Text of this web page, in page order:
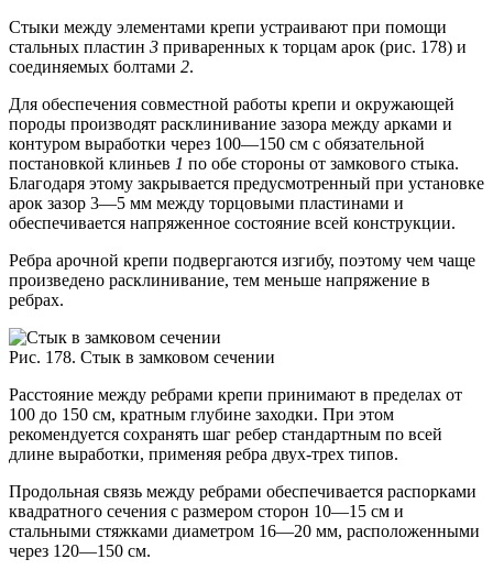
Стыки между элементами крепи устраивают при помощи
стальных пластин 3 приваренных к торцам арок (рис. 178) и
соединяемых болтами 2.
Для обеспечения совместной работы крепи и окружающей
породы производят расклинивание зазора между арками и
контуром выработки через 100—150 см с обязательной
постановкой клиньев 1 по обе стороны от замкового стыка.
Благодаря этому закрывается предусмотренный при установке
арок зазор 3—5 мм между торцовыми пластинами и
обеспечивается напряженное состояние всей конструкции.
Ребра арочной крепи подвергаются изгибу, поэтому чем чаще
произведено расклинивание, тем меньше напряжение в
ребрах.
Рис. 178. Стык в замковом сечении
Расстояние между ребрами крепи принимают в пределах от
100 до 150 см, кратным глубине заходки. При этом
рекомендуется сохранять шаг ребер стандартным по всей
длине выработки, применяя ребра двух-трех типов.
Продольная связь между ребрами обеспечивается распорками
квадратного сечения с размером сторон 10—15 см и
стальными стяжками диаметром 16—20 мм, расположенными
через 120—150 см.